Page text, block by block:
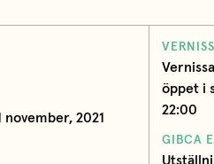
november, 2021
öppet i
22:00
GIBCA